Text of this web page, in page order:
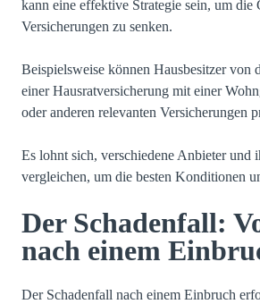
kann eine effektive Strategie sein, um die
Versicherungen zu senken.
Beispielsweise können Hausbesitzer von
einer Hausratversicherung mit einer
oder anderen relevanten Versicherungen
Es lohnt sich, verschiedene Anbieter und
vergleichen, um die besten Konditionen
Der Schadenfall:
nach einem
Der Schadenfall nach einem Einbruch